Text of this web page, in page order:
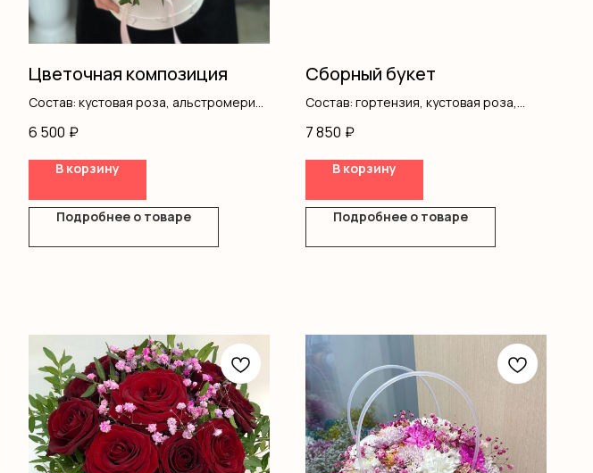
Цветочная композиция
Состав: кустовая роза, альстромерия,
6 500 ₽
В корзину
Подробнее о товаре
Сборный букет
Состав: гортензия, кустовая роза,
7 850 ₽
В корзину
Подробнее о товаре